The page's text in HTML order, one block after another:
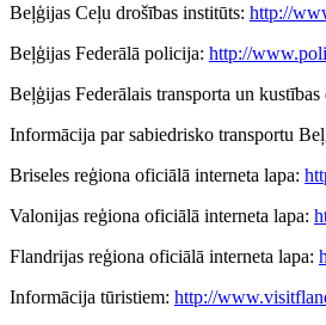
Beļģijas Ceļu drošības institūts: http://
Beļģijas Federālā policija: http://
Beļģijas Federālais transporta un kustības
Informācija par sabiedrisko transportu
Briseles reģiona oficiālā interneta lapa:
Valonijas reģiona oficiālā interneta lapa:
Flandrijas reģiona oficiālā interneta lapa:
Informācija tūristiem: http://